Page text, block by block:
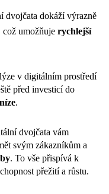
dvojčata dokáží výrazně
což umožňuje rychlejší
v digitálním prostředí
před investicí do
.
dvojčata vám
svým zákazníkům a
. To vše přispívá k
přežití a růstu.